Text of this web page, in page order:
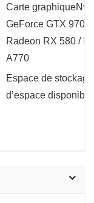
Carte graphique
GeForce GTX 970 /
Radeon RX 580 /
A770
Espace de stockage
d’espace disponible